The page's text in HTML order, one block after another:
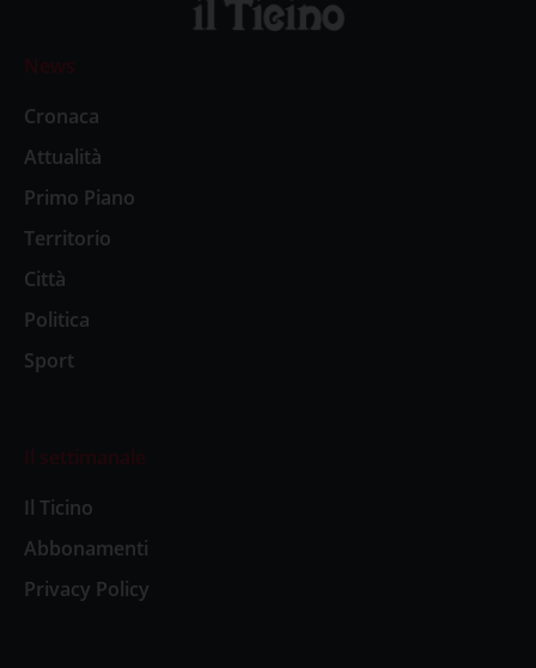
News
Cronaca
Attualità
Primo Piano
Territorio
Città
Politica
Sport
Il settimanale
Il Ticino
Abbonamenti
Privacy Policy